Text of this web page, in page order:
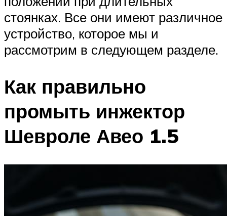
стоянках. Все они имеют различное
устройство, которое мы и
рассмотрим в следующем разделе.
Как правильно
промыть инжектор
Шевроле Авео 1.5